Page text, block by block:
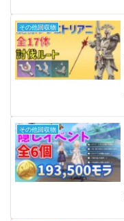
その他回収物
その他回収物